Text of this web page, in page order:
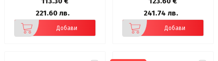
221.60 лв.
Добави
241.74 лв.
Добави